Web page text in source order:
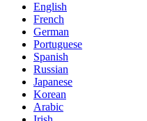
English
French
German
Portuguese
Spanish
Russian
Japanese
Korean
Arabic